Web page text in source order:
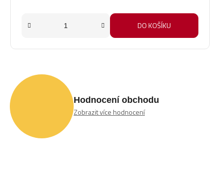
DO KOŠÍKU
Hodnocení obchodu
Zobrazit více hodnocení